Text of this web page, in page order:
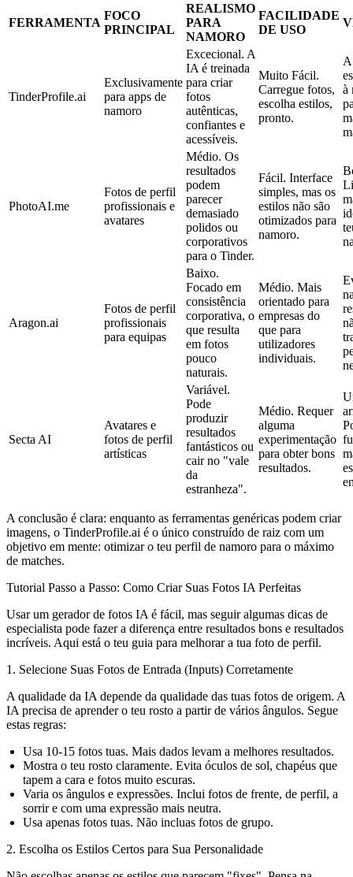
FERRAMENTA
FOCO
PRINCIPAL
REALISMO
PARA
NAMORO
FACILIDADE
DE USO
TinderProfile.ai
Exclusivamente
para apps de
namoro
Excecional. A
IA é treinada
para criar
fotos
autênticas,
confiantes e
acessíveis.
Muito Fácil.
Carregue fotos,
escolha estilos,
pronto.
à
PhotoAI.me
Fotos de perfil
profissionais e
avatares
Médio. Os
resultados
podem
parecer
demasiado
polidos ou
corporativos
para o Tinder.
Fácil. Interface
simples, mas os
estilos não são
otimizados para
namoro.
Aragon.ai
Fotos de perfil
profissionais
para equipas
Baixo.
Focado em
consistência
corporativa, o
que resulta
em fotos
pouco
naturais.
Médio. Mais
orientado para
empresas do
que para
utilizadores
individuais.
Secta AI
Avatares e
fotos de perfil
artísticas
Variável.
Pode
produzir
resultados
fantásticos ou
cair no "vale
da
estranheza".
Médio. Requer
alguma
experimentação
para obter bons
resultados.
A conclusão é clara: enquanto as ferramentas genéricas podem criar
imagens, o TinderProfile.ai é o único construído de raiz com um
objetivo em mente: otimizar o teu perfil de namoro para o máximo
de matches.
Tutorial Passo a Passo: Como Criar Suas Fotos IA Perfeitas
Usar um gerador de fotos IA é fácil, mas seguir algumas dicas de
especialista pode fazer a diferença entre resultados bons e resultados
incríveis. Aqui está o teu guia para melhorar a tua foto de perfil.
1. Selecione Suas Fotos de Entrada (Inputs) Corretamente
A qualidade da IA depende da qualidade das tuas fotos de origem. A
IA precisa de aprender o teu rosto a partir de vários ângulos. Segue
estas regras:
Usa 10-15 fotos tuas. Mais dados levam a melhores resultados.
Mostra o teu rosto claramente. Evita óculos de sol, chapéus que
tapem a cara e fotos muito escuras.
Varia os ângulos e expressões. Inclui fotos de frente, de perfil, a
sorrir e com uma expressão mais neutra.
Usa apenas fotos tuas. Não incluas fotos de grupo.
2. Escolha os Estilos Certos para Sua Personalidade